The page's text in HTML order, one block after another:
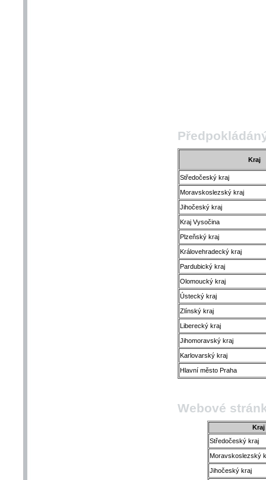
Kraj
Středočeský kraj
Moravskoslezský kraj
Jihočeský kraj
Kraj Vysočina
Plzeňský kraj
Královehradecký kraj
Pardubický kraj
Olomoucký kraj
Ústecký kraj
Zlínský kraj
Liberecký kraj
Jihomoravský kraj
Karlovarský kraj
Hlavní město Praha
Webové
Kraj
Středočeský kraj
Moravskoslezský
Jihočeský kraj